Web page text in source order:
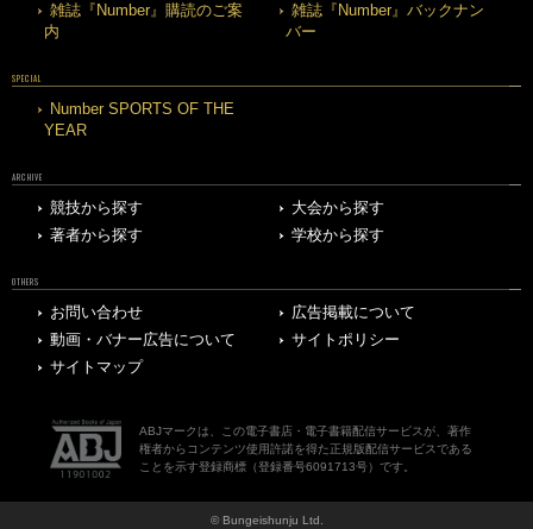
雑誌『Number』購読のご案
内
雑誌『Number』バックナン
バー
SPECIAL
Number SPORTS OF THE
YEAR
ARCHIVE
競技から探す
大会から探す
著者から探す
学校から探す
OTHERS
お問い合わせ
広告掲載について
動画・バナー広告について
サイトポリシー
サイトマップ
ABJマークは、この電子書店・電子書籍配信サービスが、著作
権者からコンテンツ使用許諾を得た正規版配信サービスである
ことを示す登録商標（登録番号6091713号）です。
© Bungeishunju Ltd.